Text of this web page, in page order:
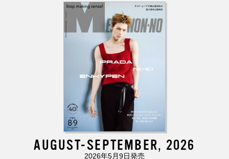
AUGUST-SEPTEMBER, 2026
2026年5月9日発売